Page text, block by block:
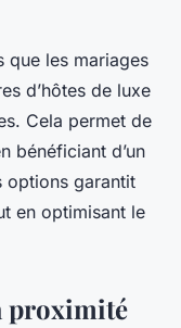
que les mariages
d’hôtes de luxe
Cela permet de
bénéficiant d’un
options garantit
en optimisant le
proximité